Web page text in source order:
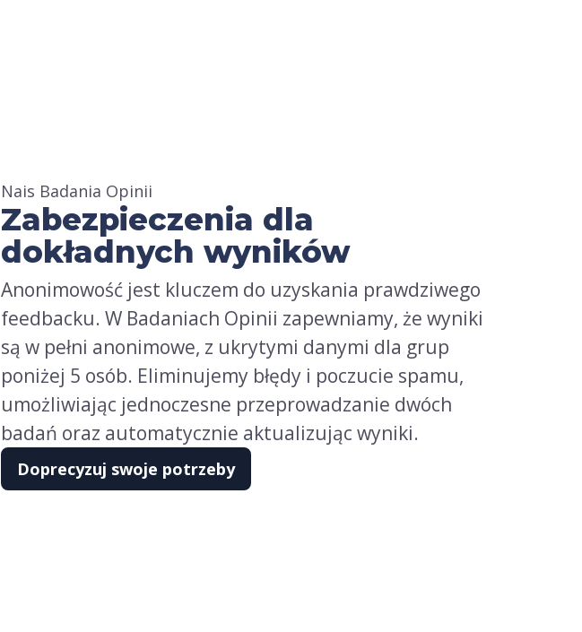
Nais Badania Opinii
Zabezpieczenia dla
dokładnych wyników
Anonimowość jest kluczem do uzyskania prawdziwego
feedbacku. W Badaniach Opinii zapewniamy, że wyniki
są w pełni anonimowe, z ukrytymi danymi dla grup
poniżej 5 osób. Eliminujemy błędy i poczucie spamu,
umożliwiając jednoczesne przeprowadzanie dwóch
badań oraz automatycznie aktualizując wyniki.
Doprecyzuj swoje potrzeby